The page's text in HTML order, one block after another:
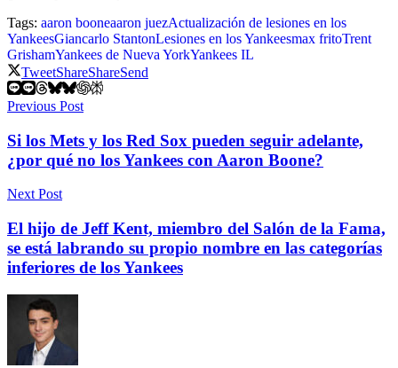
Tags: aaron booneaaron juezActualización de lesiones en los
YankeesGiancarlo StantonLesiones en los Yankeesmax fritoTrent
GrishamYankees de Nueva YorkYankees IL
TweetShareShareSend
Previous Post
Si los Mets y los Red Sox pueden seguir adelante,
¿por qué no los Yankees con Aaron Boone?
Next Post
El hijo de Jeff Kent, miembro del Salón de la Fama,
se está labrando su propio nombre en las categorías
inferiores de los Yankees